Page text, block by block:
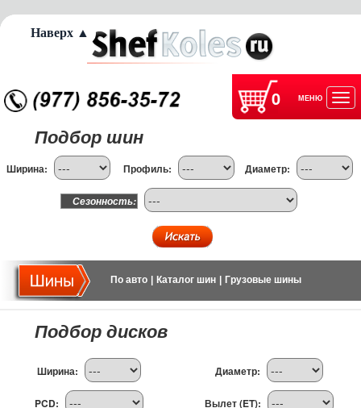
0 МЕНЮ
Подбор шин
Ширина: Профиль: Диаметр:
Сезонность:
По авто Каталог шин Грузовые шины
Подбор дисков
Ширина: Диаметр:
PCD: Вылет (ET):
Наверх ▲